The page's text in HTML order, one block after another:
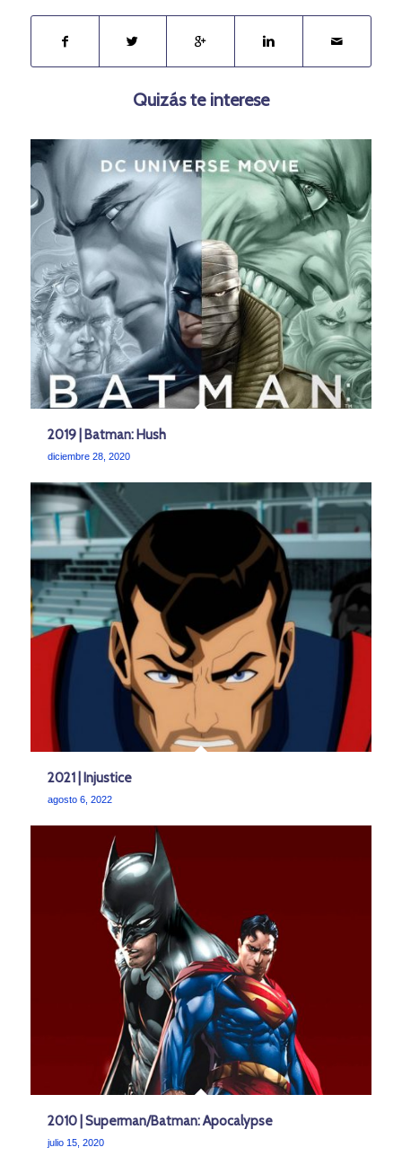
Quizás te interese
2019 | Batman: Hush
diciembre 28, 2020
2021 | Injustice
agosto 6, 2022
2010 | Superman/Batman: Apocalypse
julio 15, 2020